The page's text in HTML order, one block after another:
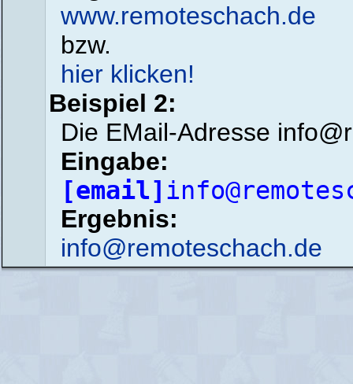
www.remoteschach.de
bzw.
hier klicken!
Beispiel 2:
Die EMail-Adresse
Eingabe:
[email]
Ergebnis:
info@remoteschach.de